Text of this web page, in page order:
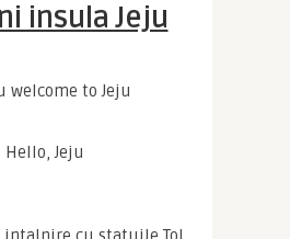
insula Jeju
Hello, Jeju